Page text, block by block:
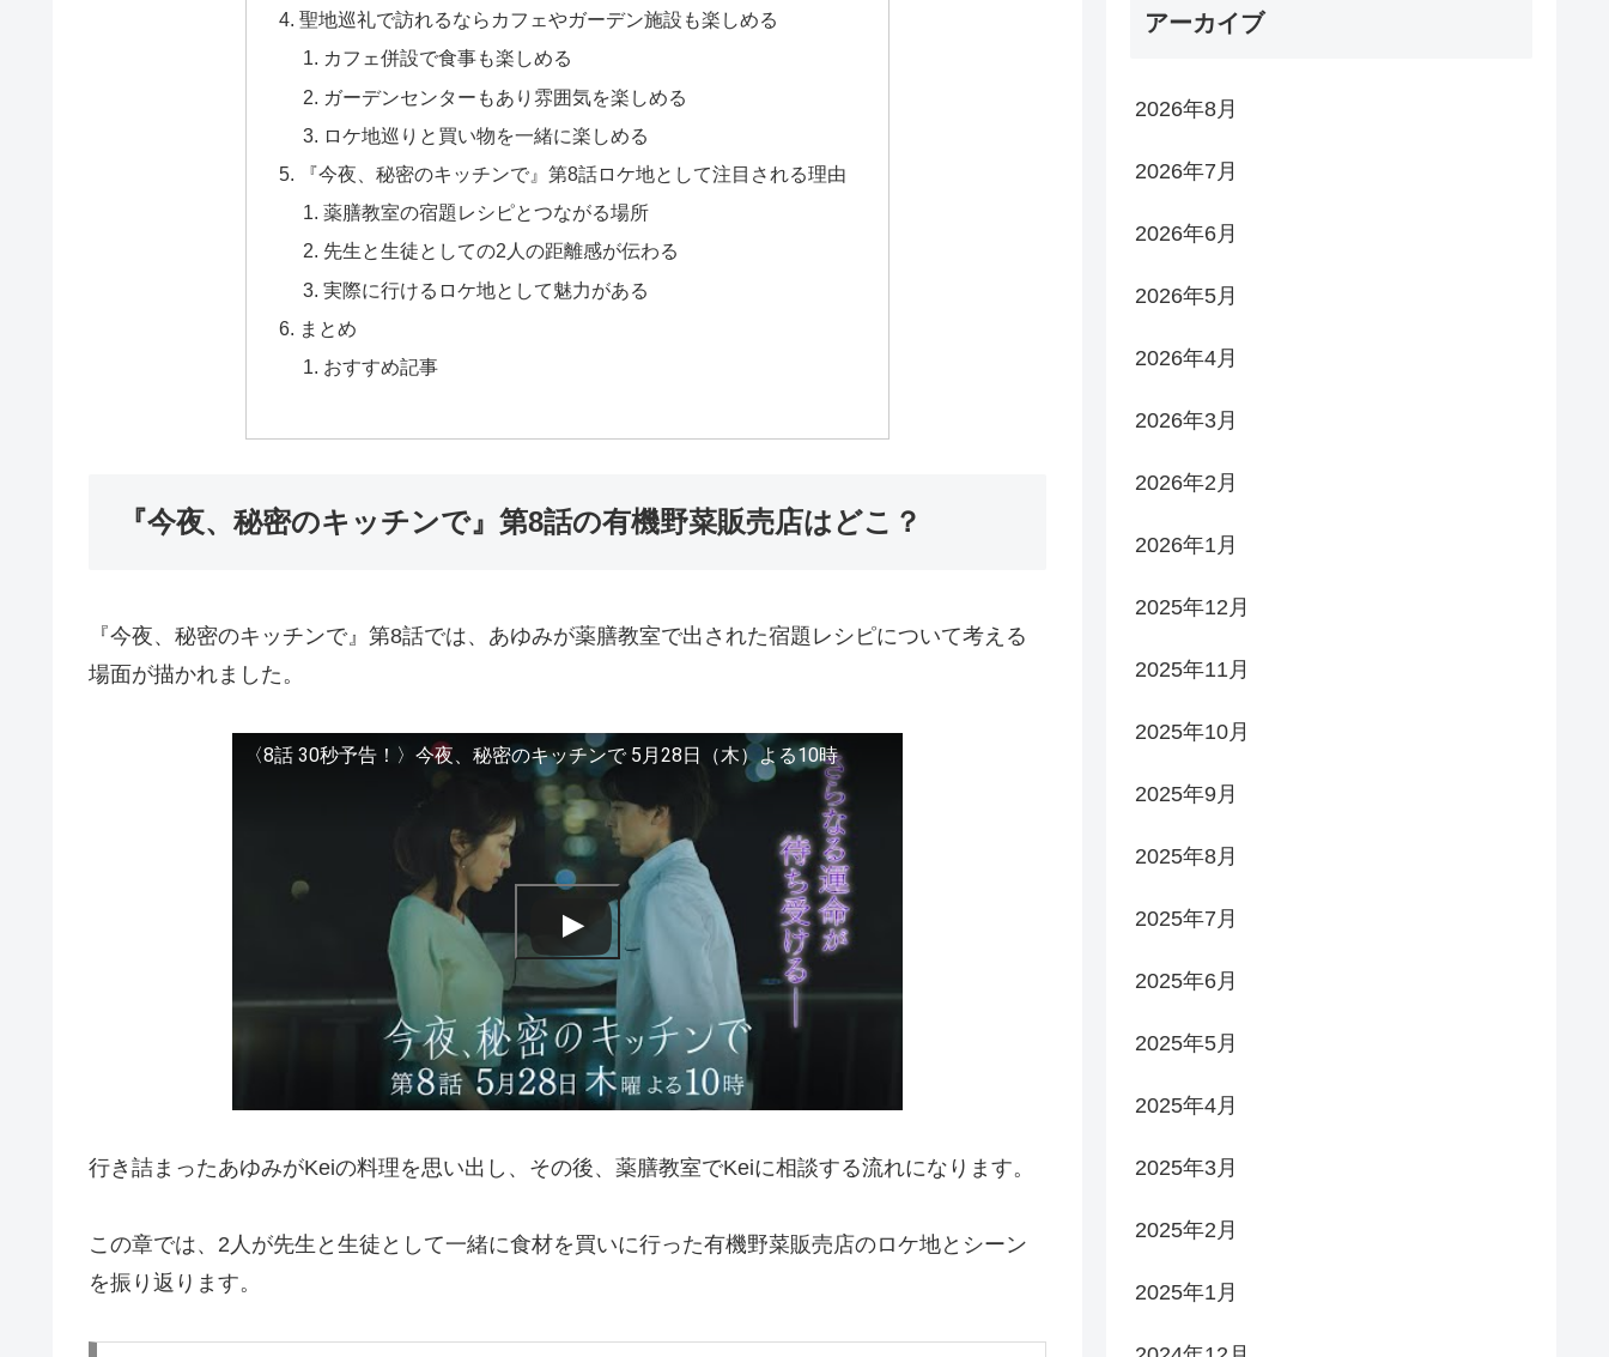
聖地巡礼で訪れるならカフェやガーデン施設も楽しめる
カフェ併設で食事も楽しめる
ガーデンセンターもあり雰囲気を楽しめる
ロケ地巡りと買い物を一緒に楽しめる
『今夜、秘密のキッチンで』第8話ロケ地として注目される理由
薬膳教室の宿題レシピとつながる場所
先生と生徒としての2人の距離感が伝わる
実際に行けるロケ地として魅力がある
まとめ
おすすめ記事
『今夜、秘密のキッチンで』第8話の有機野菜販売店はどこ？
『今夜、秘密のキッチンで』第8話では、あゆみが薬膳教室で出された宿題レシピについて考える
場面が描かれました。
〈8話 30秒予告！〉今夜、秘密のキッチンで 5月28日（木）よる10時
行き詰まったあゆみがKeiの料理を思い出し、その後、薬膳教室でKeiに相談する流れになります。
この章では、2人が先生と生徒として一緒に食材を買いに行った有機野菜販売店のロケ地とシーン
を振り返ります。
アーカイブ
2026年8月
2026年7月
2026年6月
2026年5月
2026年4月
2026年3月
2026年2月
2026年1月
2025年12月
2025年11月
2025年10月
2025年9月
2025年8月
2025年7月
2025年6月
2025年5月
2025年4月
2025年3月
2025年2月
2025年1月